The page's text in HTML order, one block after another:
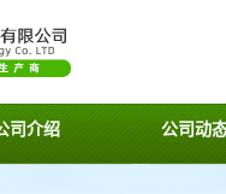
司介绍 公司动